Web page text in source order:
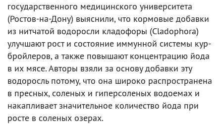
государственного медицинского университета
(Ростов-на-Дону) выяснили, что кормовые добавки
из нитчатой водоросли кладофоры (Cladophora)
улучшают рост и состояние иммунной системы кур-
бройлеров, а также повышают концентрацию йода
в их мясе. Авторы взяли за основу добавки эту
водоросль потому, что она широко распространена
в пресных, соленых и гиперсоленых водоемах и
накапливает значительное количество йода при
росте в соленых озерах.